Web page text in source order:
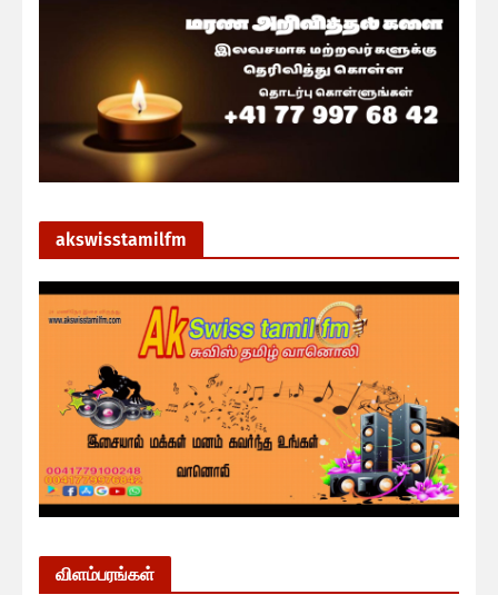
akswisstamilfm
விளம்பரங்கள்